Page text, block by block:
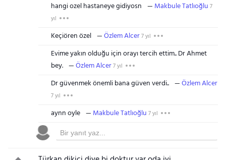
hangi ozel hastaneye gidiyosn Makbule Tatlıoğlu 7
yıl
Keçiören özel Özlem Alcer7 yıl
Evime yakın olduğu için orayı tercih ettim.. Dr Ahmet
bey.
Özlem Alcer7 yıl
Dr güvenmek önemli bana güven verdi.. Özlem Alcer
7 yıl
aynn oyle Makbule Tatlıoğlu 7 yıl